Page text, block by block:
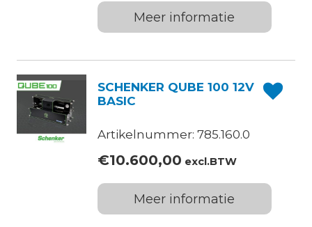
Meer informatie
SCHENKER QUBE 100 12V
BASIC
Artikelnummer: 785.160.0
€10.600,00 excl.BTW
Meer informatie